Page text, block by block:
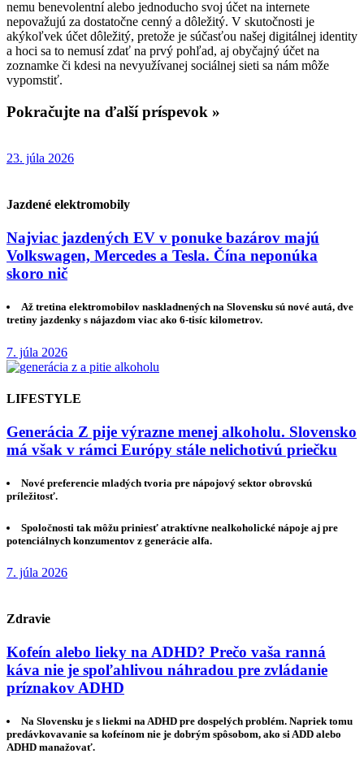
nemu benevolentní alebo jednoducho svoj účet na internete
nepovažujú za dostatočne cenný a dôležitý. V skutočnosti je
akýkoľvek účet dôležitý, pretože je súčasťou našej digitálnej identity
a hoci sa to nemusí zdať na prvý pohľad, aj obyčajný účet na
zoznamke či kdesi na nevyužívanej sociálnej sieti sa nám môže
vypomstiť.
Pokračujte na ďalší príspevok »
23. júla 2026
Jazdené elektromobily
Najviac jazdených EV v ponuke bazárov majú
Volkswagen, Mercedes a Tesla. Čína neponúka
skoro nič
Až tretina elektromobilov naskladnených na Slovensku sú nové autá, dve
tretiny jazdenky s nájazdom viac ako 6-tisíc kilometrov.
7. júla 2026
LIFESTYLE
Generácia Z pije výrazne menej alkoholu. Slovensko
má však v rámci Európy stále nelichotivú priečku
Nové preferencie mladých tvoria pre nápojový sektor obrovskú
príležitosť.
Spoločnosti tak môžu priniesť atraktívne nealkoholické nápoje aj pre
potenciálnych konzumentov z generácie alfa.
7. júla 2026
Zdravie
Kofeín alebo lieky na ADHD? Prečo vaša ranná
káva nie je spoľahlivou náhradou pre zvládanie
príznakov ADHD
Na Slovensku je s liekmi na ADHD pre dospelých problém. Napriek tomu
predávkovavanie sa kofeínom nie je dobrým spôsobom, ako si ADD alebo
ADHD manažovať.